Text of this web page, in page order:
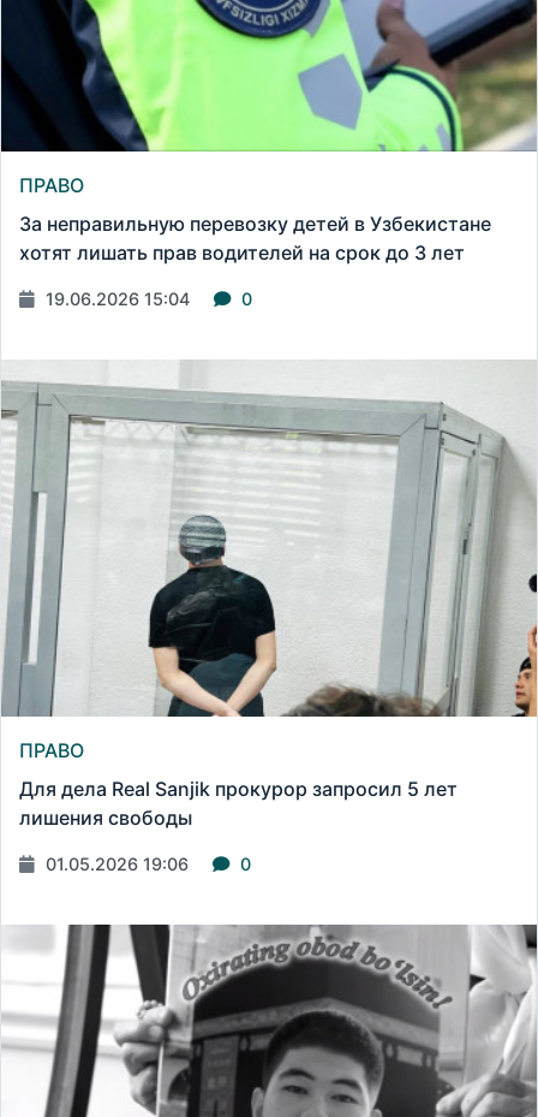
ПРАВО
За неправильную перевозку детей в Узбекистане
хотят лишать прав водителей на срок до 3 лет
19.06.2026 15:04 0
ПРАВО
Для дела Real Sanjik прокурор запросил 5 лет
лишения свободы
01.05.2026 19:06 0